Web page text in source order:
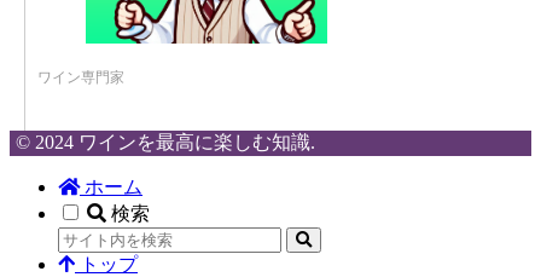
ワイン専門家
© 2024 ワインを最高に楽しむ知識.
ホーム
検索
トップ